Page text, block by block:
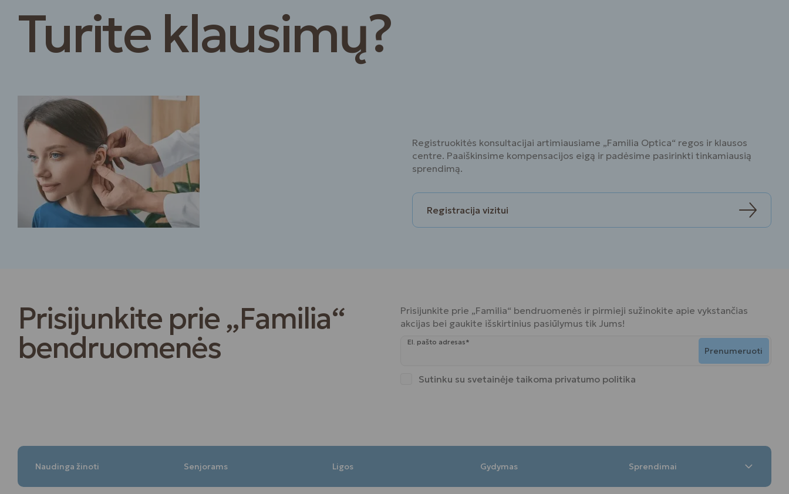
Turite klausimų?
Registruokitės konsultacijai artimiausiame „Familia Optica“ regos ir klausos
centre. Paaiškinsime kompensacijos eigą ir padėsime pasirinkti tinkamiausią
sprendimą.
Registracija vizitui
Prisijunkite prie „Familia“
bendruomenės
Prisijunkite prie „Familia“ bendruomenės ir pirmieji sužinokite apie vykstančias
akcijas bei gaukite išskirtinius pasiūlymus tik Jums!
Prenumeruoti
El. pašto adresas*
Sutinku su svetainėje taikoma privatumo politika
Naudinga žinoti Senjorams Ligos Gydymas Sprendimai